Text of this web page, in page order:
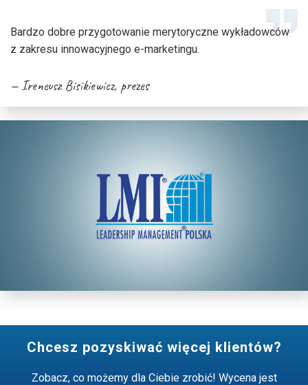
Bardzo dobre przygotowanie merytoryczne wykładowców
z zakresu innowacyjnego e-marketingu.
Ireneusz Bisikiewicz, prezes
Chcesz pozyskiwać więcej klientów?
Zobacz, co możemy dla Ciebie zrobić! Wycena jest